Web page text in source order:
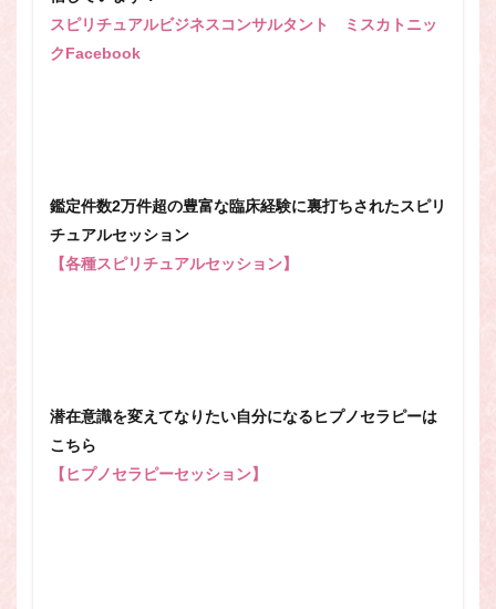
スピリチュアルビジネスコンサルタント ミスカトニッ
クFacebook
鑑定件数2万件超の豊富な臨床経験に裏打ちされたスピリ
チュアルセッション
【各種スピリチュアルセッション】
潜在意識を変えてなりたい自分になるヒプノセラピーは
こちら
【ヒプノセラピーセッション】